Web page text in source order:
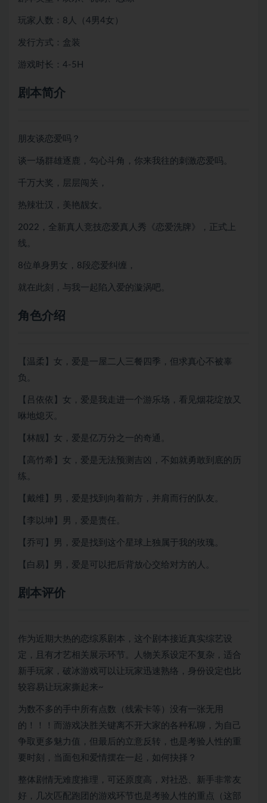
玩家人数：8人（4男4女）
发行方式：盒装
游戏时长：4-5H
剧本简介
朋友谈恋爱吗？
谈一场群雄逐鹿，勾心斗角，你来我往的刺激恋爱吗。
千万大奖，层层闯关，
热辣壮汉，美艳靓女。
2022，全新真人竞技恋爱真人秀《恋爱洗牌》，正式上
线。
8位单身男女，8段恋爱纠缠，
就在此刻，与我一起陷入爱的漩涡吧。
角色介绍
【温柔】女，爱是一屋二人三餐四季，但求真心不被辜
负。
【吕依依】女，爱是我走进一个游乐场，看见烟花绽放又
咻地熄灭。
【林靓】女，爱是亿万分之一的奇通。
【高竹希】女，爱是无法预测吉凶，不如就勇敢到底的历
练。
【戴维】男，爱是找到向着前方，并肩而行的队友。
【李以坤】男，爱是责任。
【乔可】男，爱是找到这个星球上独属于我的玫瑰。
【白易】男，爱是可以把后背放心交给对方的人。
剧本评价
作为近期大热的恋综系剧本，这个剧本接近真实综艺设
定，且有才艺相关展示环节。人物关系设定不复杂，适合
新手玩家，破冰游戏可以让玩家迅速熟络，身份设定也比
较容易让玩家撕起来~
为数不多的手中所有点数（线索卡等）没有一张无用
的！！！而游戏决胜关键离不开大家的各种私聊，为自己
争取更多魅力值，但最后的立意反转，也是考验人性的重
要时刻，当面包和爱情摆在一起，如何抉择？
整体剧情无难度推理，可还原度高，对社恐、新手非常友
好，几次匹配跑团的游戏环节也是考验人性的重点（这部